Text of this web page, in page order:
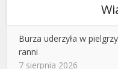
Burza uderzyła w
ranni
7 sierpnia 2026